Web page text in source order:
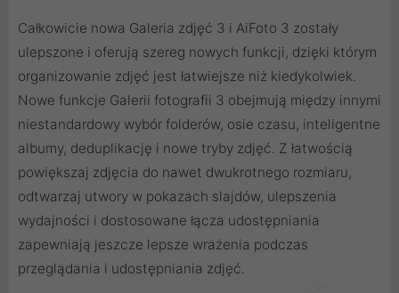
Całkowicie nowa Galeria zdjęć 3 i AiFoto 3 zostały
ulepszone i oferują szereg nowych funkcji, dzięki którym
organizowanie zdjęć jest łatwiejsze niż kiedykolwiek.
Nowe funkcje Galerii fotografii 3 obejmują między innymi
niestandardowy wybór folderów, osie czasu, inteligentne
albumy, deduplikację i nowe tryby zdjęć. Z łatwością
powiększaj zdjęcia do nawet dwukrotnego rozmiaru,
odtwarzaj utwory w pokazach slajdów, ulepszenia
wydajności i dostosowane łącza udostępniania
zapewniają jeszcze lepsze wrażenia podczas
przeglądania i udostępniania zdjęć.